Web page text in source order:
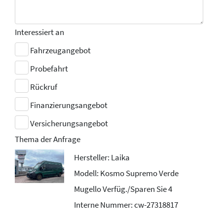
Interessiert an
Fahrzeugangebot
Probefahrt
Rückruf
Finanzierungsangebot
Versicherungsangebot
Thema der Anfrage
Hersteller: Laika
Modell: Kosmo Supremo Verde
Mugello Verfüg./Sparen Sie 4
Interne Nummer: cw-27318817